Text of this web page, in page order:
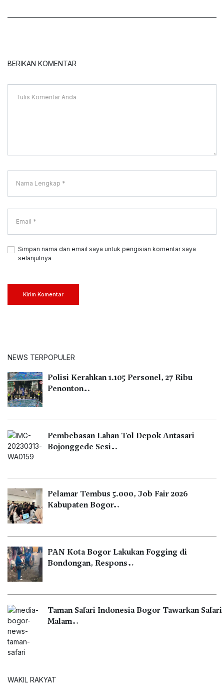
BERIKAN KOMENTAR
Simpan nama dan email saya untuk pengisian komentar saya
selanjutnya
Kirim Komentar
NEWS TERPOPULER
Polisi Kerahkan 1.105 Personel, 27 Ribu
Penonton…
Pembebasan Lahan Tol Depok Antasari
Bojonggede Sesi…
Pelamar Tembus 5.000, Job Fair 2026
Kabupaten Bogor…
PAN Kota Bogor Lakukan Fogging di
Bondongan, Respons…
Taman Safari Indonesia Bogor Tawarkan Safari
Malam…
WAKIL RAKYAT